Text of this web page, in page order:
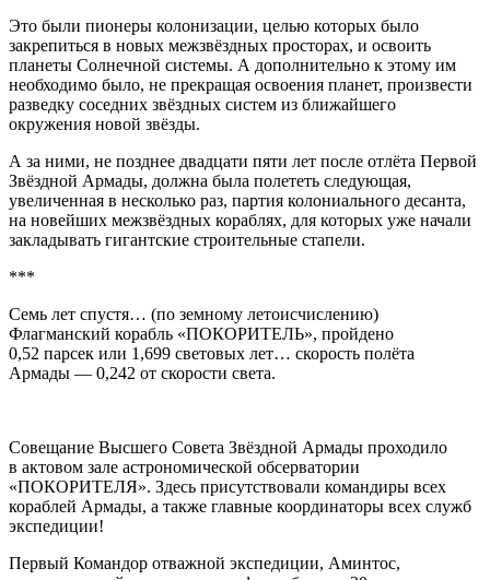
Это были пионеры колонизации, целью которых было
закрепиться в новых межзвёздных просторах, и освоить
планеты Солнечной системы. А дополнительно к этому им
необходимо было, не прекращая освоения планет, произвести
разведку соседних звёздных систем из ближайшего
окружения новой звёзды.
А за ними, не позднее двадцати пяти лет после отлёта Первой
Звёздной Армады, должна была полететь следующая,
увеличенная в несколько раз, партия колониального десанта,
на новейших межзвёздных кораблях, для которых уже начали
закладывать гигантские строительные стапели.
***
Семь лет спустя… (по земному летоисчислению)
Флагманский корабль «ПОКОРИТЕЛЬ», пройдено
0,52 парсек или 1,699 световых лет… скорость полёта
Армады — 0,242 от скорости света.
Совещание Высшего Совета Звёздной Армады проходило
в актовом зале астрономической обсерватории
«ПОКОРИТЕЛЯ». Здесь присутствовали командиры всех
кораблей Армады, а также главные координаторы всех служб
экспедиции!
Первый Командор отважной экспедиции, Аминтос,